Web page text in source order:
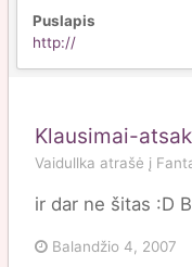
Puslapis
http://
Klausimai-
Vaidullka atrašė į
ir dar ne šitas :D
Balandžio 4, 2007